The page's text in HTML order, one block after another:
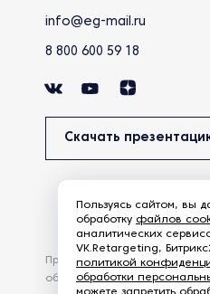
info@eg-mail.ru
8 800 600 59 18
Скачать
Продолжая использовать
обработку файлов Cookies и
Пользуясь сайтом, вы
обработку файлов
аналитических
VK.Retargeting,
политикой
обработки